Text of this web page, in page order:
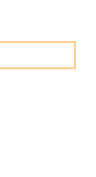
do cca 60cm